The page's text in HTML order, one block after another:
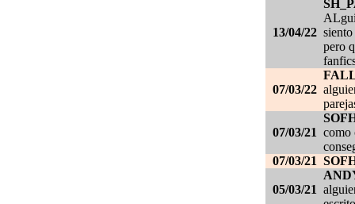
13/04/22
pero
07/03/22
07/03/21 como
07/03/21
05/03/21